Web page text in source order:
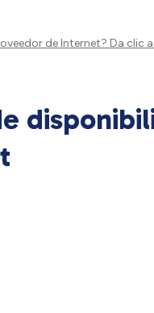
de Internet? Da clic